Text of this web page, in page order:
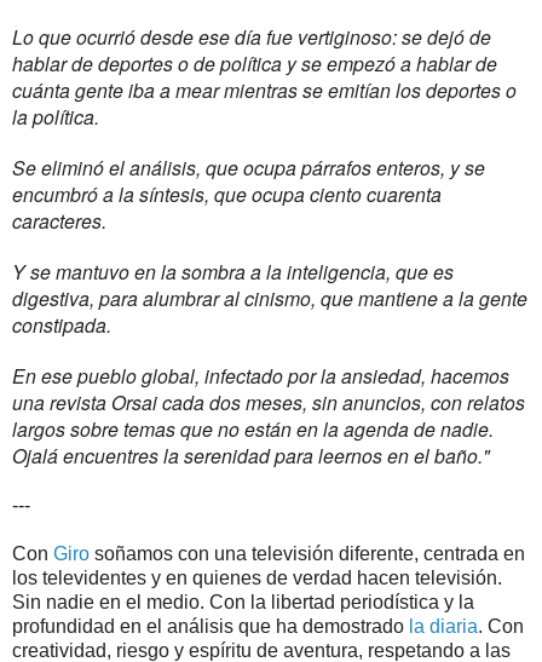
Lo que ocurrió desde ese día fue vertiginoso: se dejó de
hablar de deportes o de política y se empezó a hablar de
cuánta gente iba a mear mientras se emitían los deportes o
la política.
Se eliminó el análisis, que ocupa párrafos enteros, y se
encumbró a la síntesis, que ocupa ciento cuarenta
caracteres.
Y se mantuvo en la sombra a la inteligencia, que es
digestiva, para alumbrar al cinismo, que mantiene a la gente
constipada.
En ese pueblo global, infectado por la ansiedad, hacemos
una revista Orsai cada dos meses, sin anuncios, con relatos
largos sobre temas que no están en la agenda de nadie.
Ojalá encuentres la serenidad para leernos en el baño."
---
Con Giro soñamos con una televisión diferente, centrada en
los televidentes y en quienes de verdad hacen televisión.
Sin nadie en el medio. Con la libertad periodística y la
profundidad en el análisis que ha demostrado la diaria. Con
creatividad, riesgo y espíritu de aventura, respetando a las